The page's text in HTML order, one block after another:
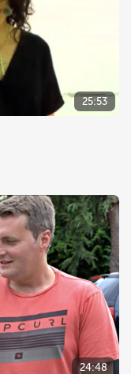
25:53
24:48